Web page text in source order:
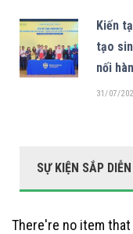
Kiến
tạo
nối
31/07/
SỰ KIỆN SẮP
There're no item